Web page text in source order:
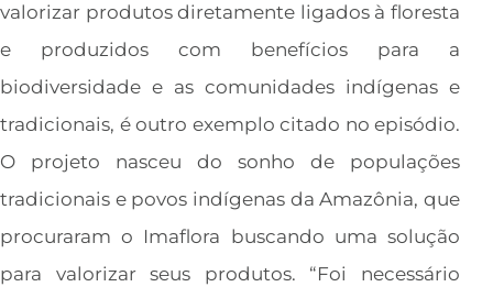
valorizar produtos diretamente ligados à floresta
e produzidos com benefícios para a
biodiversidade e as comunidades indígenas e
tradicionais, é outro exemplo citado no episódio.
O projeto nasceu do sonho de populações
tradicionais e povos indígenas da Amazônia, que
procuraram o Imaflora buscando uma solução
para valorizar seus produtos. “Foi necessário